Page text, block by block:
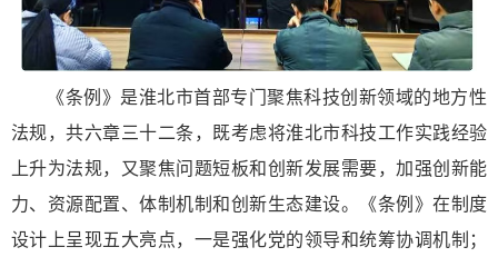
《条例》是淮北市首部专门聚焦科技创新领域的地方性
法规，共六章三十二条，既考虑将淮北市科技工作实践经验
上升为法规，又聚焦问题短板和创新发展需要，加强创新能
力、资源配置、体制机制和创新生态建设。《条例》在制度
设计上呈现五大亮点，一是强化党的领导和统筹协调机制；